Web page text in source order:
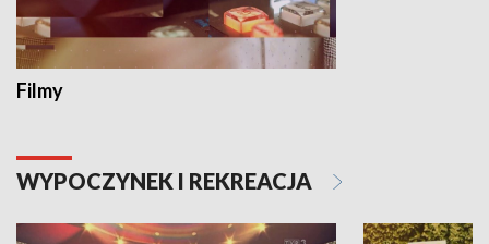
Filmy
WYPOCZYNEK I REKREACJA